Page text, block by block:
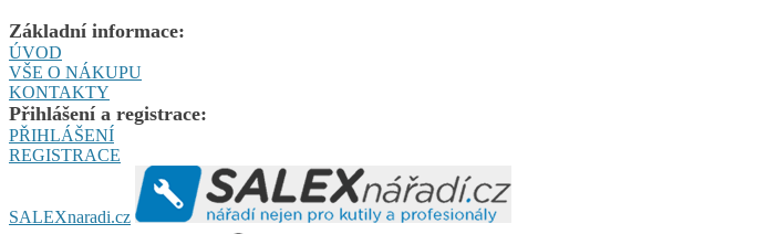
Základní informace:
ÚVOD
VŠE O NÁKUPU
KONTAKTY
Přihlášení a registrace:
PŘIHLÁŠENÍ
REGISTRACE
SALEXnaradi.cz